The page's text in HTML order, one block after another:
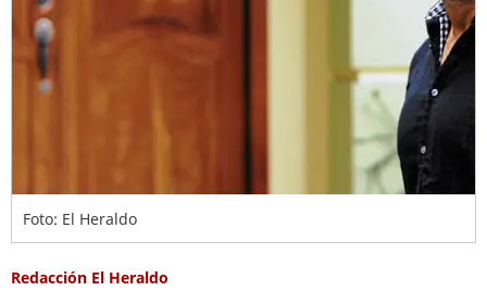
Foto: El Heraldo
Redacción El Heraldo